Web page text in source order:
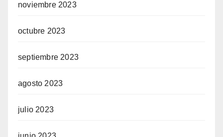
noviembre 2023
octubre 2023
septiembre 2023
agosto 2023
julio 2023